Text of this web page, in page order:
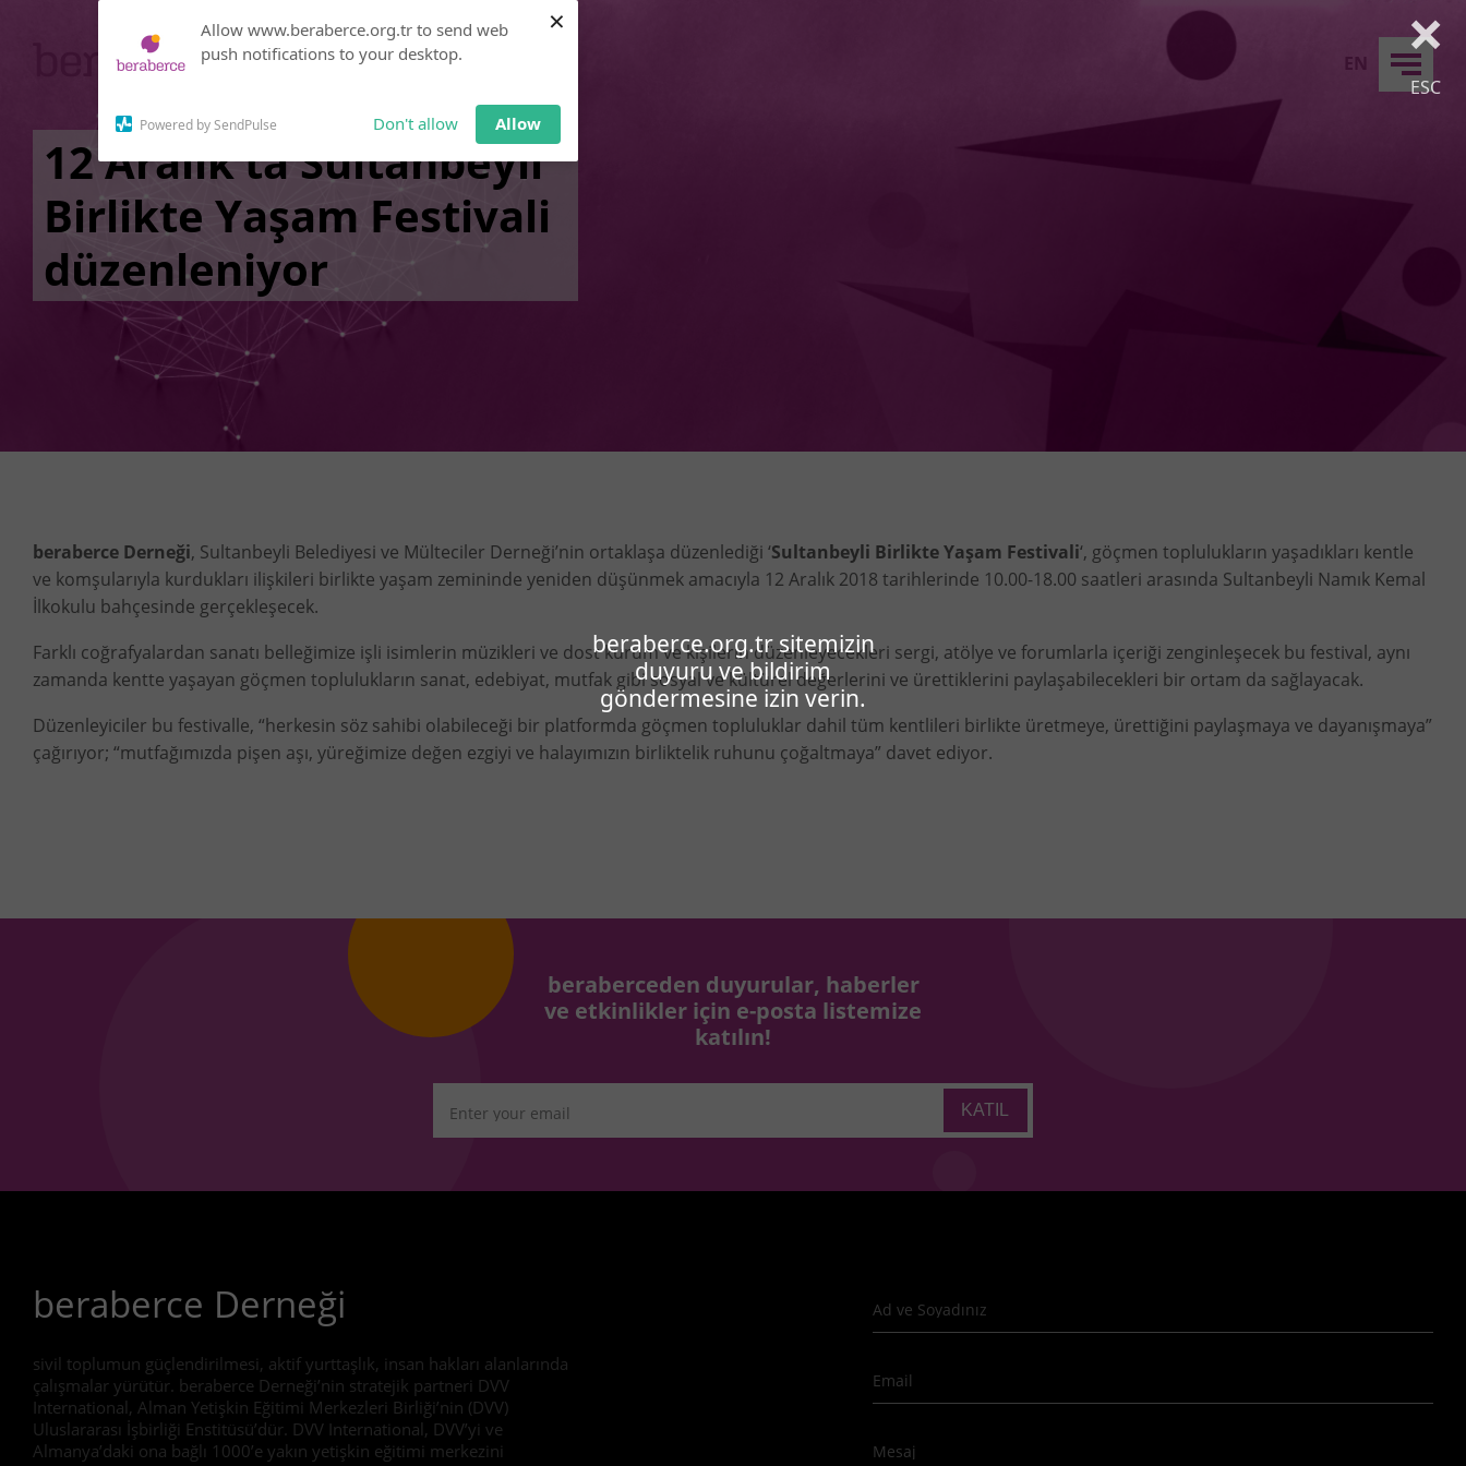
Allow www.beraberce.org.tr to send web
push notifications to your desktop.
Powered by SendPulse Don't allow Allow
× ×
ESC
beraberce.org.tr sitemizin
duyuru ve bildirim
göndermesine izin verin.
notifications!
Click the bell icon to enable
12 Aralık’ta Sultanbeyli
Birlikte Yaşam Festivali
düzenleniyor
beraberce Derneği, Sultanbeyli Belediyesi ve Mülteciler Derneği’nin ortaklaşa düzenlediği ‘Sultanbeyli Birlikte Yaşam Festivali‘, göçmen toplulukların yaşadıkları kentle
ve komşularıyla kurdukları ilişkileri birlikte yaşam zemininde yeniden düşünmek amacıyla 12 Aralık 2018 tarihlerinde 10.00-18.00 saatleri arasında Sultanbeyli Namık Kemal
İlkokulu bahçesinde gerçekleşecek.
Farklı coğrafyalardan sanatı belleğimize işli isimlerin müzikleri ve dost kurum ve kişilerin düzenleyecekleri sergi, atölye ve forumlarla içeriği zenginleşecek bu festival, aynı
zamanda kentte yaşayan göçmen toplulukların sanat, edebiyat, mutfak gibi sosyal ve kültürel değerlerini ve ürettiklerini paylaşabilecekleri bir ortam da sağlayacak.
Düzenleyiciler bu festivalle, “herkesin söz sahibi olabileceği bir platformda göçmen topluluklar dahil tüm kentlileri birlikte üretmeye, ürettiğini paylaşmaya ve dayanışmaya”
çağırıyor; “mutfağımızda pişen aşı, yüreğimize değen ezgiyi ve halayımızın birliktelik ruhunu çoğaltmaya” davet ediyor.
beraberceden duyurular, haberler
ve etkinlikler için e-posta listemize
katılın!
beraberce Derneği
sivil toplumun güçlendirilmesi, aktif yurttaşlık, insan hakları alanlarında
çalışmalar yürütür. beraberce Derneği’nin stratejik partneri DVV
International, Alman Yetişkin Eğitimi Merkezleri Birliği’nin (DVV)
Uluslararası İşbirliği Enstitüsü’dür. DVV International, DVV’yi ve
Almanya’daki ona bağlı 1000’e yakın yetişkin eğitimi merkezini